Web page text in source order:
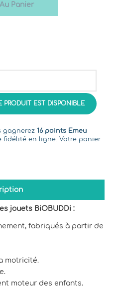
Panier
PRODUIT EST DISPONIBLE
gagnerez 16 points Emeu
fidélité en ligne. Votre panier
jouets BiOBUDDi :
fabriqués à partir de
motricité.
moteur des enfants.